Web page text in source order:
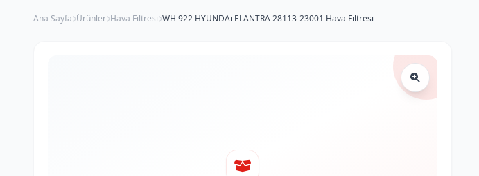
Ana Sayfa Ürünler Hava Filtresi WH 922 HYUNDAi ELANTRA 28113-23001 Hava Filtresi